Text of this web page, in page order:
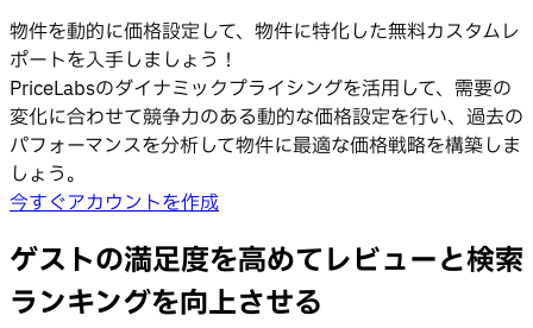
物件を動的に価格設定して、物件に特化した無料カスタムレ
ポートを入手しましょう！
PriceLabsのダイナミックプライシングを活用して、需要の
変化に合わせて競争力のある動的な価格設定を行い、過去の
パフォーマンスを分析して物件に最適な価格戦略を構築しま
しょう。
今すぐアカウントを作成
ゲストの満足度を高めてレビューと検索
ランキングを向上させる